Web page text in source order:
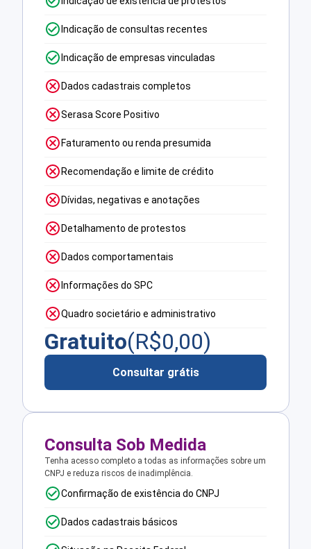
Indicação de consultas recentes
Indicação de empresas vinculadas
Dados cadastrais completos
Serasa Score Positivo
Faturamento ou renda presumida
Recomendação e limite de crédito
Dívidas, negativas e anotações
Detalhamento de protestos
Dados comportamentais
Informações do SPC
Quadro societário e administrativo
Gratuito(R$0,00)
Consultar grátis
Consulta Sob Medida
Tenha acesso completo a todas as informações sobre um
CNPJ e reduza riscos de inadimplência.
Confirmação de existência do CNPJ
Dados cadastrais básicos